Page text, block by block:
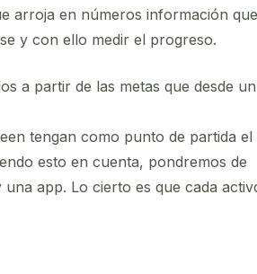
arroja en números información que
y con ello medir el progreso.
a partir de las metas que desde un
tengan como punto de partida el
esto en cuenta, pondremos de
app. Lo cierto es que cada